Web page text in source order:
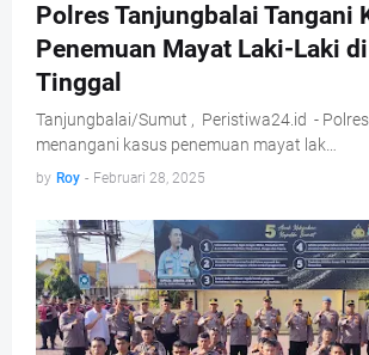
Polres Tanjungbalai Tangani
Penemuan Mayat Laki-Laki
Tinggal
Tanjungbalai/Sumut , Peristiwa24.id -
menangani kasus penemuan mayat lak…
by Roy - Februari 28, 2025